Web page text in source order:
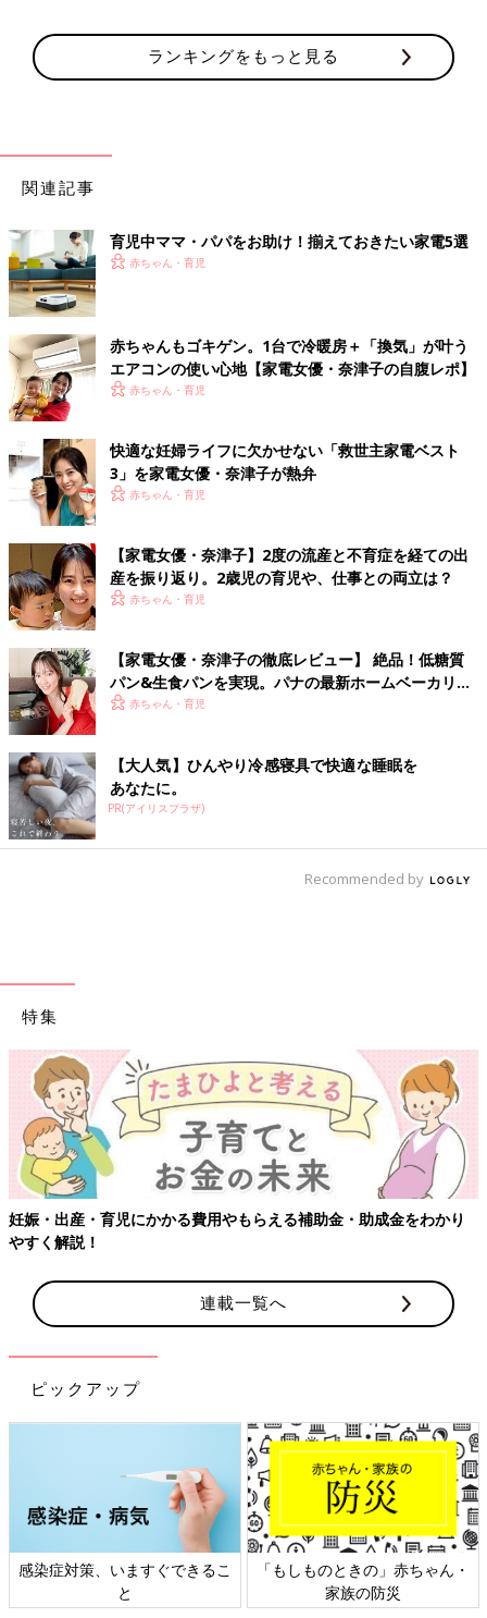
ランキングをもっと見る
関連記事
育児中ママ・パパをお助け！揃えておきたい家電5選
赤ちゃん・育児
赤ちゃんもゴキゲン。1台で冷暖房＋「換気」が叶う
エアコンの使い心地【家電女優・奈津子の自腹レポ】
赤ちゃん・育児
快適な妊婦ライフに欠かせない「救世主家電ベスト
3」を家電女優・奈津子が熱弁
赤ちゃん・育児
【家電女優・奈津子】2度の流産と不育症を経ての出
産を振り返り。2歳児の育児や、仕事との両立は？
赤ちゃん・育児
【家電女優・奈津子の徹底レビュー】 絶品！低糖質
パン&生食パンを実現。パナの最新ホームベーカリー
は食卓の救世主だった
赤ちゃん・育児
【大人気】ひんやり冷感寝具で快適な睡眠を
あなたに。
PR(アイリスプラザ)
Recommended by
特集
【ワクチン接種できるものも】妊婦の感染症対策、知っておいて！
連載一覧へ
ピックアップ
・
日本外来小児科学会リーフレッ
ト検討会
六星占術 細木かおりさんの人
相談